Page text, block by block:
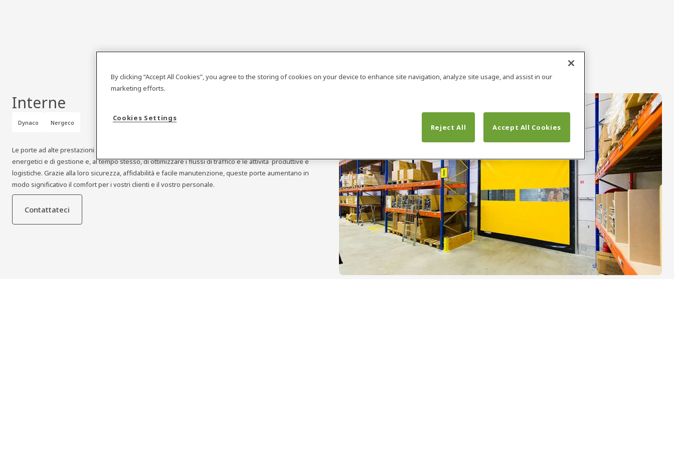
Interne
Dynaco Nergeco
Le porte ad alte prestazioni Dynaco e Nergeco per applicazioni interne consentono di ridurre i costi
energetici e di gestione e, al tempo stesso, di ottimizzare i flussi di traffico e le attività produttive e
logistiche. Grazie alla loro sicurezza, affidabilità e facile manutenzione, queste porte aumentano in
modo significativo il comfort per i vostri clienti e il vostro personale.
Contattateci
By clicking “Accept All Cookies”, you agree to the storing of cookies on your device to enhance site navigation, analyze site usage, and assist in our
marketing efforts.
Cookies Settings
Reject All
Accept All Cookies